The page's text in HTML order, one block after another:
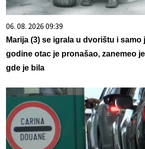
06. 08. 2026 09:39
Marija (3) se igrala u dvorištu i samo
godine otac je pronašao, zanemeo
gde je bila